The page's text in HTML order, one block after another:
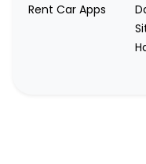
Rent Car Apps